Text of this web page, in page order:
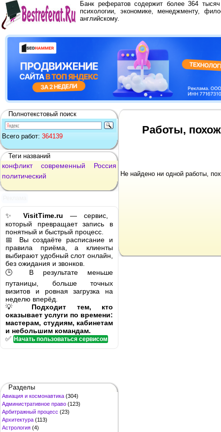
Банк рефератов содержит более 364
психологии, экономике, менеджменту,
английскому.
Полнотекстовый поиск
Всего работ: 364139
Теги названий
конфликт современный
Россия
политический
✨ VisitTime.ru — сервис,
который превращает запись в
понятный и быстрый процесс.
📅 Вы создаёте расписание и
правила приёма, а клиенты
выбирают удобный слот онлайн,
без ожидания и звонков.
🕒 В результате меньше
путаницы, больше точных
визитов и ровная загрузка на
неделю вперёд.
💡 Подходит тем, кто
оказывает услуги по времени:
мастерам, студиям, кабинетам
и небольшим командам.
✅ Начать пользоваться сервисом
Разделы
Авиация и космонавтика (304)
Административное право (123)
Арбитражный процесс (23)
Архитектура (113)
Астрология (4)
Работы,
Не найдено ни одной работы,